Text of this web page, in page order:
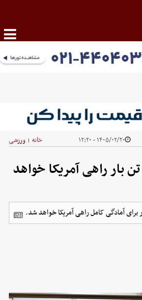
۱۴۰۵/۰۲/۲۰ - ۱۲:۲۰ خانه | ورزشی
بار راهی آمریکا خواهد
برای آمادگی کامل راهی آمریکا خواهد شد.